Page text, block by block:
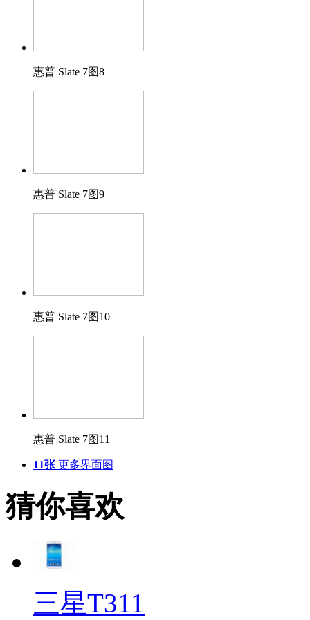
惠普 Slate 7图8
惠普 Slate 7图9
惠普 Slate 7图10
惠普 Slate 7图11
11张 更多界面图
猜你喜欢
三星T311